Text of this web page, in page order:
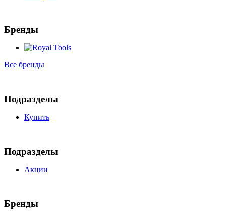
Бренды
Все бренды
Подразделы
Купить
Подразделы
Акции
Бренды